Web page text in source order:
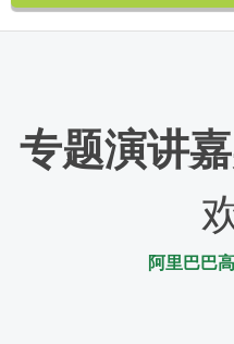
专题演讲
阿里巴巴